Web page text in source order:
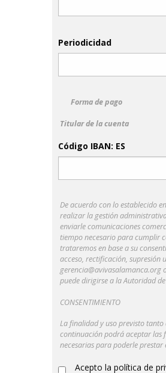
Periodicidad
Forma de pago
Titular de la cuenta
Código IBAN: ES
De acuerdo con lo establecido
realizar la gestión
enviarle comunicaciones
tiempo necesario para cumplir
trataremos en base a su
acceso, rectificación,
gerencia@avivasalamanca.org
puede dirigirse a la Autoridad
CONSENTIMIENTO
La finalidad y uso previsto
continuación podrá aceptar las
necesarias para poderle
Acepto la política de